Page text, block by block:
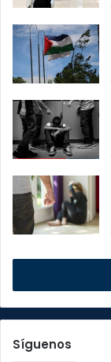
Síguenos